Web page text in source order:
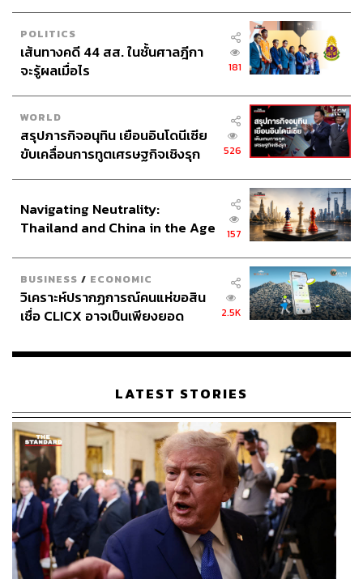
POLITICS
เส้นทางคดี 44 สส. ในชั้นศาลฎีกา
จะรู้ผลเมื่อไร
181
WORLD
สรุปภารกิจอนุทิน เยือนอินโดนีเซีย
ขับเคลื่อนการทูตเศรษฐกิจเชิงรุก
526
Navigating Neutrality:
Thailand and China in the Age
157
BUSINESS / ECONOMIC
วิเคราะห์ปรากฏการณ์คนแห่ขอสิน
เชื่อ CLICX อาจเป็นเพียงยอด
เรือนไทยที่ถูกซุกไว้
2.5K
LATEST STORIES